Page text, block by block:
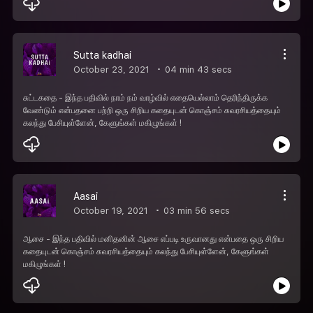
Sutta kadhai
October 23, 2021 04 min 43 secs
சுட்டகதை - இந்த பதிவில் நாம் நம் வாழ்வில் எதையெல்லாம் தெரிந்திருக்க
வேண்டும் என்பதனை பற்றி ஒரு சிறிய கதையுடன் கொஞ்சம் சுவரசியத்தையும்
கலந்து பேசியுள்ளேன், கேளுங்கள் மகிழுங்கள் !
Aasai
October 19, 2021 03 min 56 secs
ஆசை - இந்த பதிவில் மனிதனின் ஆசை எப்படி உருவானது என்பதை ஒரு சிறிய
கதையுடன் கொஞ்சம் சுவரசியத்தையும் கலந்து பேசியுள்ளேன், கேளுங்கள்
மகிழுங்கள் !